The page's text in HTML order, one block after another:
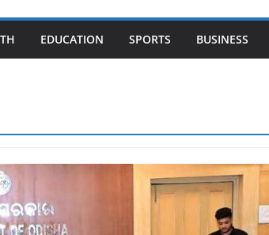
EDUCATION SPORTS BUSINESS